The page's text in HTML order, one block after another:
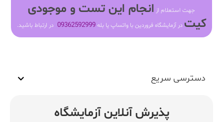
جهت استعلام از انجام این تست و موجودی
کیت در آزمایشگاه فروردین با واتساپ یا بله09362592999 در ارتباط باشید.
دسترسی سریع
پذیرش آنلاین آزمایشگاه